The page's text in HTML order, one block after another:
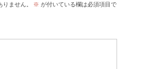
ません。 ※ が付いている欄は必須項目で